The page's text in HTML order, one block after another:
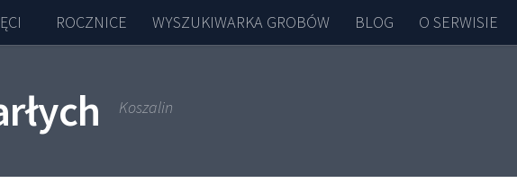
ROCZNICE WYSZUKIWARKA GROBÓW BLOG O SERWISIE
Koszalin